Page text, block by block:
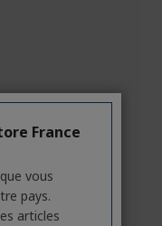
France
vous
pays.
articles